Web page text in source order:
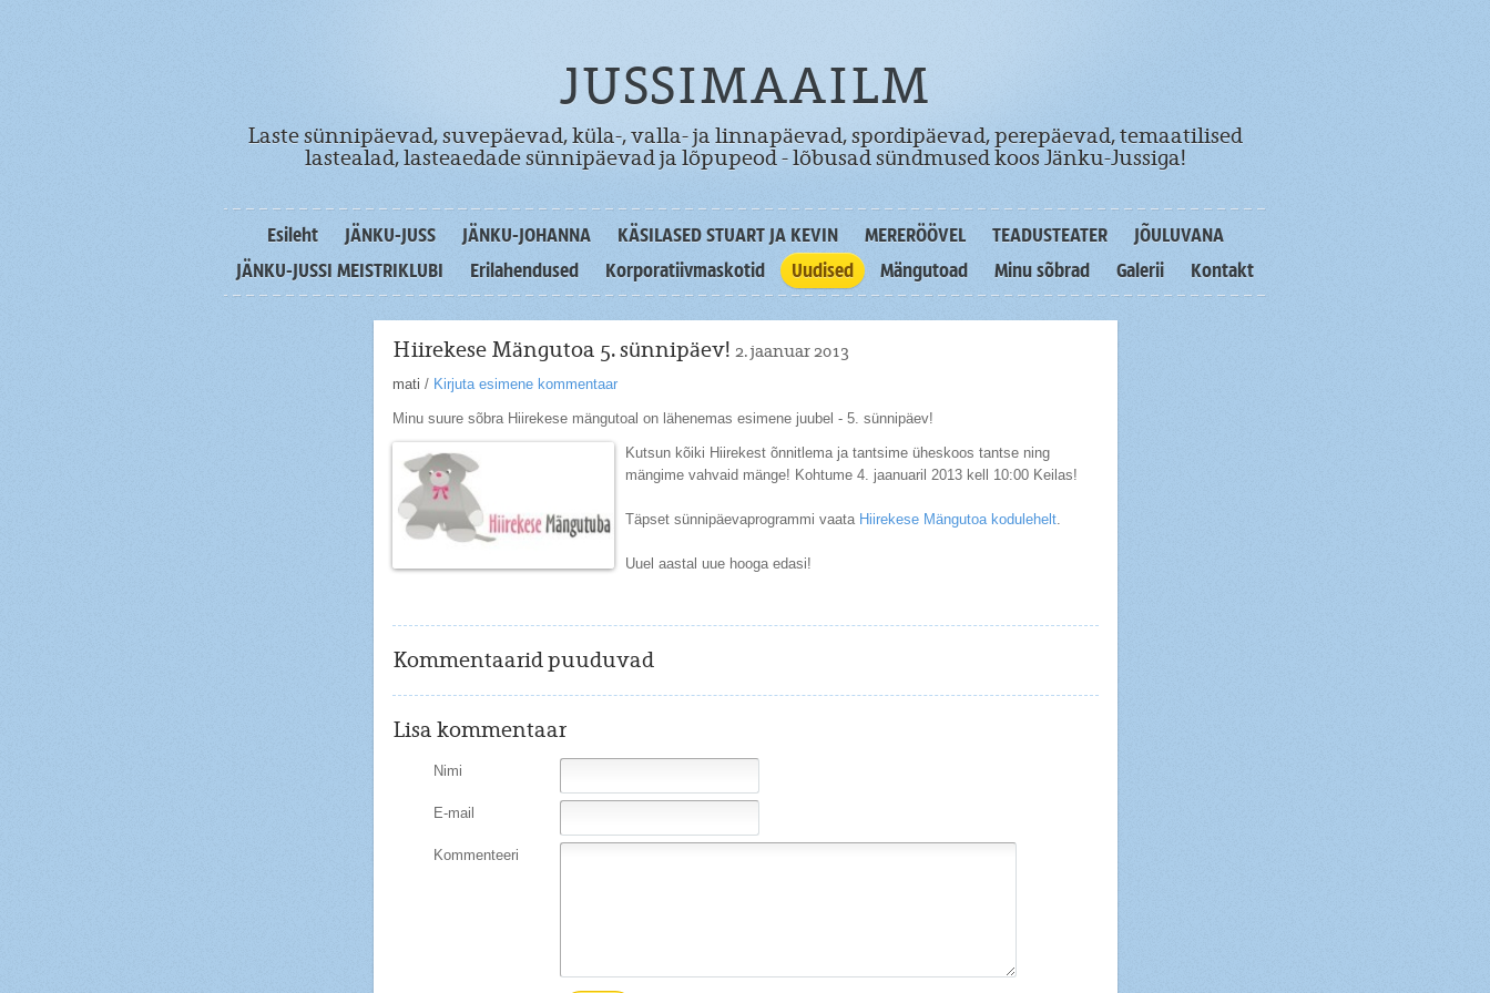
JUSSIMAAILM
Laste sünnipäevad, suvepäevad, küla-, valla- ja linnapäevad, spordipäevad, perepäevad, temaatilised
lastealad, lasteaedade sünnipäevad ja lõpupeod - lõbusad sündmused koos Jänku-Jussiga!
Esileht JÄNKU-JUSS JÄNKU-JOHANNA KÄSILASED STUART JA KEVIN MERERÖÖVEL TEADUSTEATER
JÕULUVANA
JÄNKU-JUSSI MEISTRIKLUBI
Erilahendused Korporatiivmaskotid Uudised Mängutoad Minu sõbrad Galerii Kontakt
Hiirekese Mängutoa 5. sünnipäev! 2. jaanuar 2013
mati / Kirjuta esimene kommentaar
Minu suure sõbra Hiirekese mängutoal on lähenemas esimene juubel - 5. sünnipäev!
Kutsun kõiki Hiirekest õnnitlema ja tantsime üheskoos tantse ning
mängime vahvaid mänge! Kohtume 4. jaanuaril 2013 kell 10:00 Keilas!
Täpset sünnipäevaprogrammi vaata Hiirekese Mängutoa kodulehelt.
Uuel aastal uue hooga edasi!
Kommentaarid puuduvad
Lisa kommentaar
Nimi
E-mail
Kommenteeri